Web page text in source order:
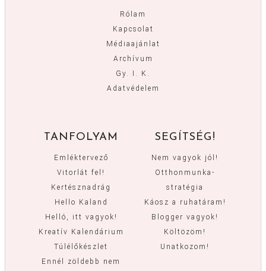
Rólam
Kapcsolat
Médiaajánlat
Archívum
Gy. I. K.
Adatvédelem
TANFOLYAM
Emléktervező
Vitorlát fel!
Kertésznadrág
Hello Kaland
Helló, itt vagyok!
Kreatív Kalendárium
Túlélőkészlet
Ennél zöldebb nem
SEGÍTSÉG!
Nem vagyok jól!
Otthonmunka-
stratégia
Káosz a ruhatáram!
Blogger vagyok!
Költözöm!
Unatkozom!